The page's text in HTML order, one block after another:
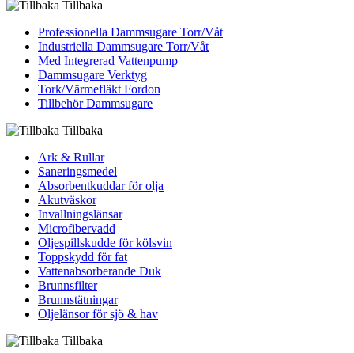
Tillbaka
Professionella Dammsugare Torr/Våt
Industriella Dammsugare Torr/Våt
Med Integrerad Vattenpump
Dammsugare Verktyg
Tork/Värmefläkt Fordon
Tillbehör Dammsugare
Tillbaka
Ark & Rullar
Saneringsmedel
Absorbentkuddar för olja
Akutväskor
Invallningslänsar
Microfibervadd
Oljespillskudde för kölsvin
Toppskydd för fat
Vattenabsorberande Duk
Brunnsfilter
Brunnstätningar
Oljelänsor för sjö & hav
Tillbaka